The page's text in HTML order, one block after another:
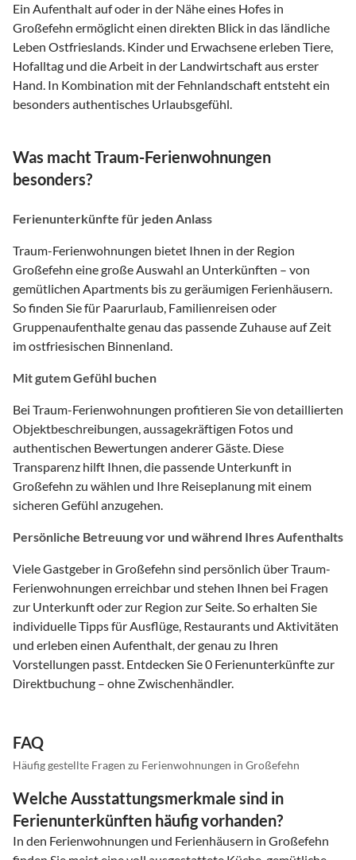
Ein Aufenthalt auf oder in der Nähe eines Hofes in
Großefehn ermöglicht einen direkten Blick in das ländliche
Leben Ostfrieslands. Kinder und Erwachsene erleben Tiere,
Hofalltag und die Arbeit in der Landwirtschaft aus erster
Hand. In Kombination mit der Fehnlandschaft entsteht ein
besonders authentisches Urlaubsgefühl.
Was macht Traum-Ferienwohnungen
besonders?
Ferienunterkünfte für jeden Anlass
Traum-Ferienwohnungen bietet Ihnen in der Region
Großefehn eine große Auswahl an Unterkünften – von
gemütlichen Apartments bis zu geräumigen Ferienhäusern.
So finden Sie für Paarurlaub, Familienreisen oder
Gruppenaufenthalte genau das passende Zuhause auf Zeit
im ostfriesischen Binnenland.
Mit gutem Gefühl buchen
Bei Traum-Ferienwohnungen profitieren Sie von detaillierten
Objektbeschreibungen, aussagekräftigen Fotos und
authentischen Bewertungen anderer Gäste. Diese
Transparenz hilft Ihnen, die passende Unterkunft in
Großefehn zu wählen und Ihre Reiseplanung mit einem
sicheren Gefühl anzugehen.
Persönliche Betreuung vor und während Ihres Aufenthalts
Viele Gastgeber in Großefehn sind persönlich über Traum-
Ferienwohnungen erreichbar und stehen Ihnen bei Fragen
zur Unterkunft oder zur Region zur Seite. So erhalten Sie
individuelle Tipps für Ausflüge, Restaurants und Aktivitäten
und erleben einen Aufenthalt, der genau zu Ihren
Vorstellungen passt. Entdecken Sie 0 Ferienunterkünfte zur
Direktbuchung – ohne Zwischenhändler.
FAQ
Häufig gestellte Fragen zu Ferienwohnungen in Großefehn
Welche Ausstattungsmerkmale sind in
Ferienunterkünften häufig vorhanden?
In den Ferienwohnungen und Ferienhäusern in Großefehn